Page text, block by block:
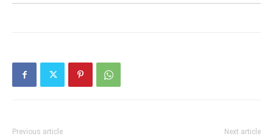
Previous article Next article